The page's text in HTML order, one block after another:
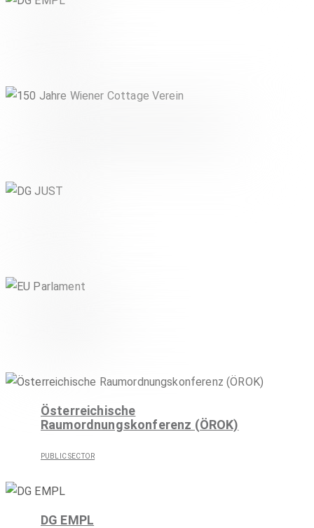
Österreichische
Raumordnungskonferenz (ÖROK)
PUBLIC SECTOR
DG EMPL